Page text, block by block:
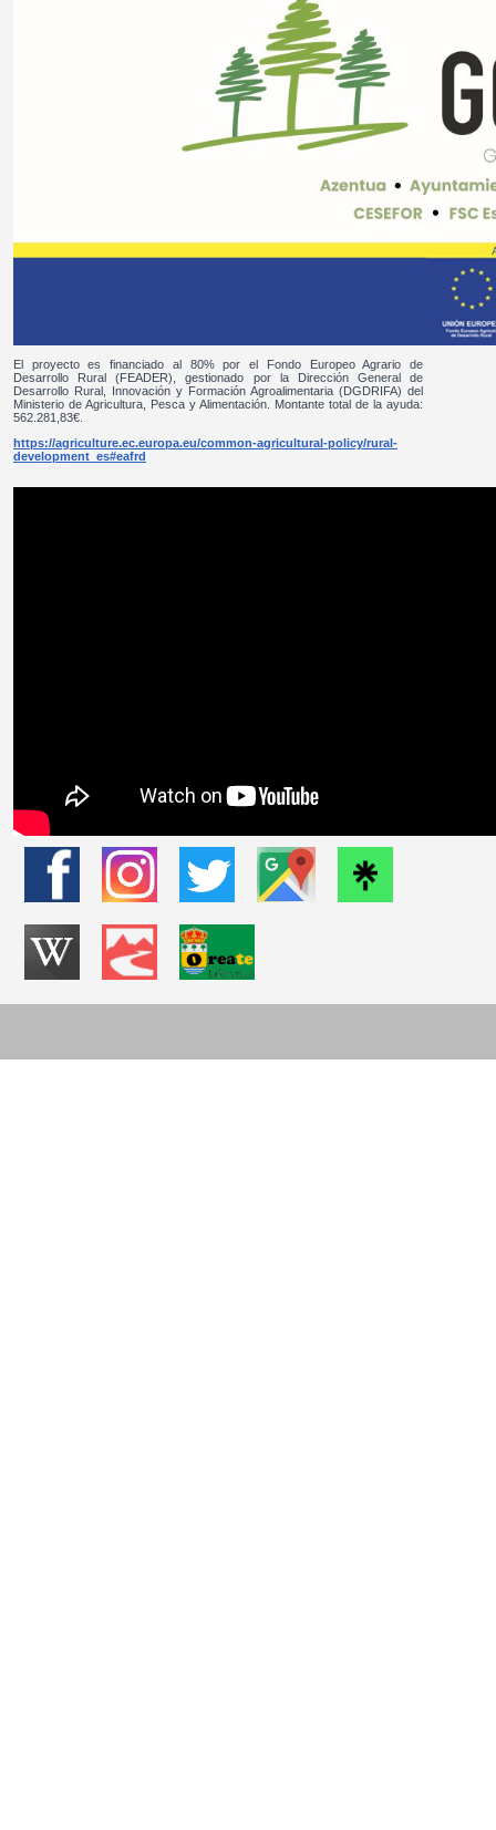
El proyecto es financiado al 80% por el Fondo Europeo Agrario de
Desarrollo Rural (FEADER), gestionado por la Dirección General de
Desarrollo Rural, Innovación y Formación Agroalimentaria (DGDRIFA) del
Ministerio de Agricultura, Pesca y Alimentación. Montante total de la ayuda:
562.281,83€.
https://agriculture.ec.europa.eu/common-agricultural-policy/rural-
development_es#eafrd